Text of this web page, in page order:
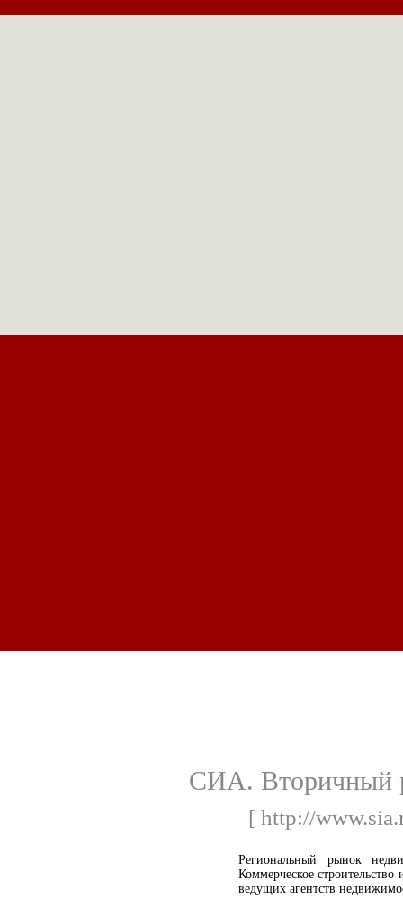
СИА. Вторичный
[ http://
Региональный рынок
Коммерческое
ведущих агентств